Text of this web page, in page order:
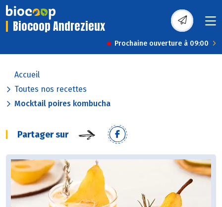
Biocoop Andrezieux
Prochaine ouverture à 09:00
Accueil
Toutes nos recettes
Mocktail poires kombucha
Partager sur